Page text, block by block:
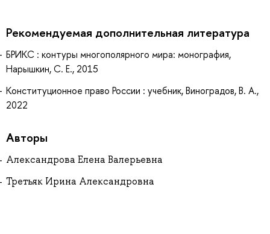
Рекомендуемая дополнительная литература
БРИКС : контуры многополярного мира: монография,
Нарышкин, С. Е., 2015
Конституционное право России : учебник, Виноградов, В. А.,
2022
Авторы
Александрова Елена Валерьевна
Третьяк Ирина Александровна